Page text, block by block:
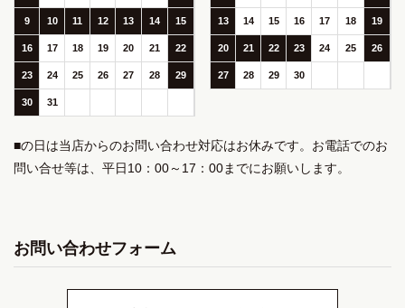
9 10 11 12 13 14 15
16 17 18 19 20 21 22
23 24 25 26 27 28 29
30 31
13 14 15 16 17 18 19
20 21 22 23 24 25 26
27 28 29 30
■の日は当店からのお問い合わせ対応はお休みです。お電話でのお
問い合せ等は、平日10：00～17：00までにお願いします。
お問い合わせフォーム